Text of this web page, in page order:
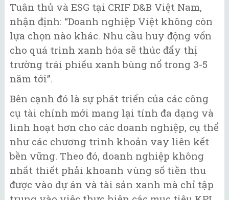
Tuân thủ và ESG tại CRIF D&B Việt Nam,
nhận định: “Doanh nghiệp Việt không còn
lựa chọn nào khác. Nhu cầu huy động vốn
cho quá trình xanh hóa sẽ thúc đẩy thị
trường trái phiếu xanh bùng nổ trong 3-5
năm tới”.
Bên cạnh đó là sự phát triển của các công
cụ tài chính mới mang lại tính đa dạng và
linh hoạt hơn cho các doanh nghiệp, cụ thể
như các chương trình khoản vay liên kết
bền vững. Theo đó, doanh nghiệp không
nhất thiết phải khoanh vùng số tiền thu
được vào dự án và tài sản xanh mà chỉ tập